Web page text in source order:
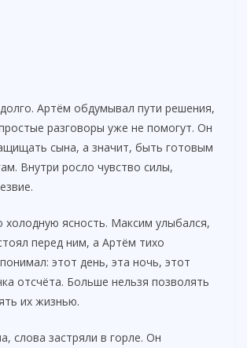
Артём обдумывал пути решения,
разговоры уже не помогут. Он
сына, а значит, быть готовым
Внутри росло чувство силы,
холодную ясность. Максим улыбался,
перед ним, а Артём тихо
этот день, эта ночь, этот
отсчёта. Больше нельзя позволять
их жизнью.
слова застряли в горле. Он